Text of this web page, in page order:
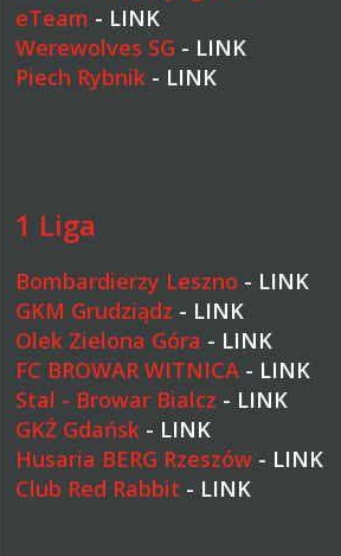
eTeam - LINK
Werewolves SG - LINK
Piech Rybnik- LINK
1 Liga
Bombardierzy Leszno - LINK
GKM Grudziądz - LINK
Olek Zielona Góra - LINK
FC BROWAR WITNICA- LINK
Stal - Browar Bialcz - LINK
GKŻ Gdańsk- LINK
Husaria BERG Rzeszów- LINK
Club Red Rabbit - LINK